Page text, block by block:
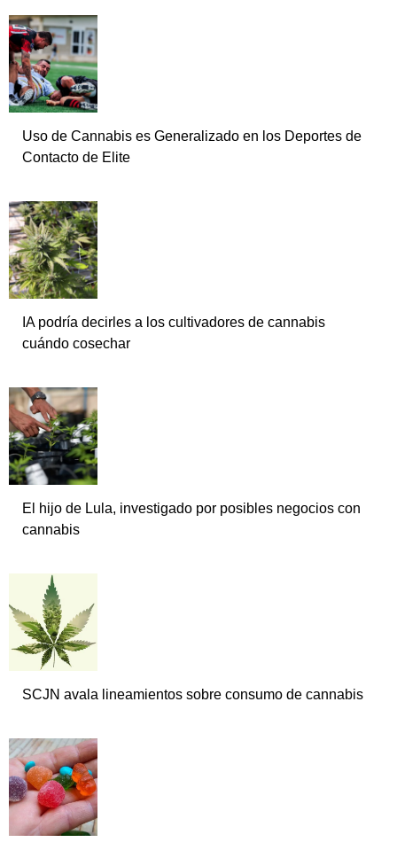
Uso de Cannabis es Generalizado en los Deportes de
Contacto de Elite
IA podría decirles a los cultivadores de cannabis
cuándo cosechar
El hijo de Lula, investigado por posibles negocios con
cannabis
SCJN avala lineamientos sobre consumo de cannabis